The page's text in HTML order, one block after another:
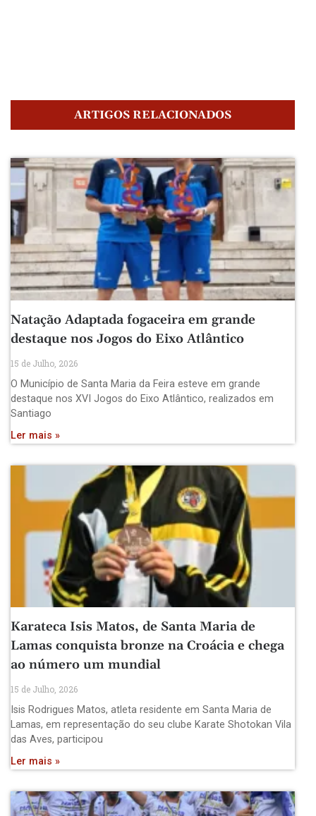
ARTIGOS RELACIONADOS
Natação Adaptada fogaceira em grande
destaque nos Jogos do Eixo Atlântico
15 de Julho, 2026
O Município de Santa Maria da Feira esteve em grande
destaque nos XVI Jogos do Eixo Atlântico, realizados em
Santiago
Ler mais »
Karateca Isis Matos, de Santa Maria de
Lamas conquista bronze na Croácia e chega
ao número um mundial
15 de Julho, 2026
Isis Rodrigues Matos, atleta residente em Santa Maria de
Lamas, em representação do seu clube Karate Shotokan Vila
das Aves, participou
Ler mais »